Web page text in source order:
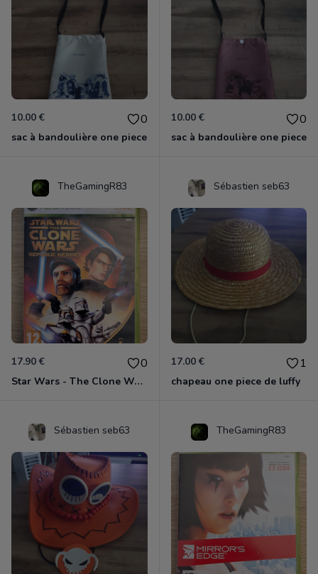
10.00 € 0
sac à bandoulière one piece
10.00 € 0
sac à bandoulière one piece
TheGamingR83
17.90 € 0
Star Wars - The Clone Wars - Les Héros De La République Xbox 360
Sébastien seb63
17.00 € 1
chapeau one piece de luffy
Sébastien seb63 TheGamingR83